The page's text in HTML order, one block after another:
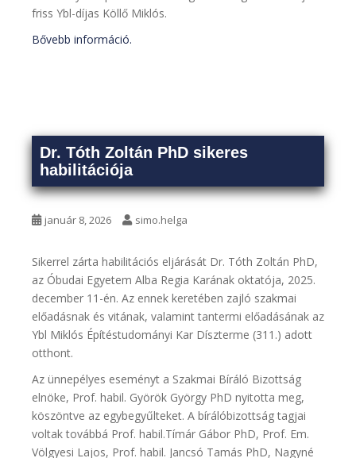
friss Ybl-díjas Köllő Miklós.
Bővebb információ.
Dr. Tóth Zoltán PhD sikeres
habilitációja
január 8, 2026 simo.helga
Sikerrel zárta habilitációs eljárását Dr. Tóth Zoltán PhD,
az Óbudai Egyetem Alba Regia Karának oktatója, 2025.
december 11-én. Az ennek keretében zajló szakmai
előadásnak és vitának, valamint tantermi előadásának az
Ybl Miklós Építéstudományi Kar Díszterme (311.) adott
otthont.
Az ünnepélyes eseményt a Szakmai Bíráló Bizottság
elnöke, Prof. habil. Györök György PhD nyitotta meg,
köszöntve az egybegyűlteket. A bírálóbizottság tagjai
voltak továbbá Prof. habil.Tímár Gábor PhD, Prof. Em.
Völgyesi Lajos, Prof. habil. Jancsó Tamás PhD, Nagyné